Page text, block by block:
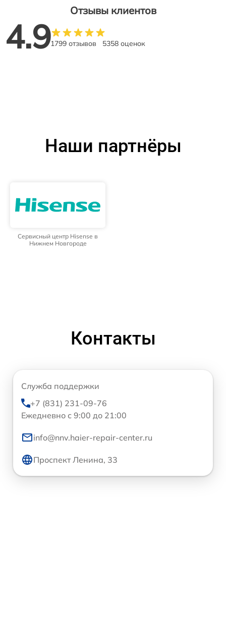
Отзывы клиентов
4.91799 отзывов 5358 оценок
Наши партнёры
Сервисный центр Hisense в
Нижнем Новгороде
Контакты
Служба поддержки
+7 (831) 231-09-76
Ежедневно с 9:00 до 21:00
info@nnv.haier-repair-center.ru
Проспект Ленина, 33